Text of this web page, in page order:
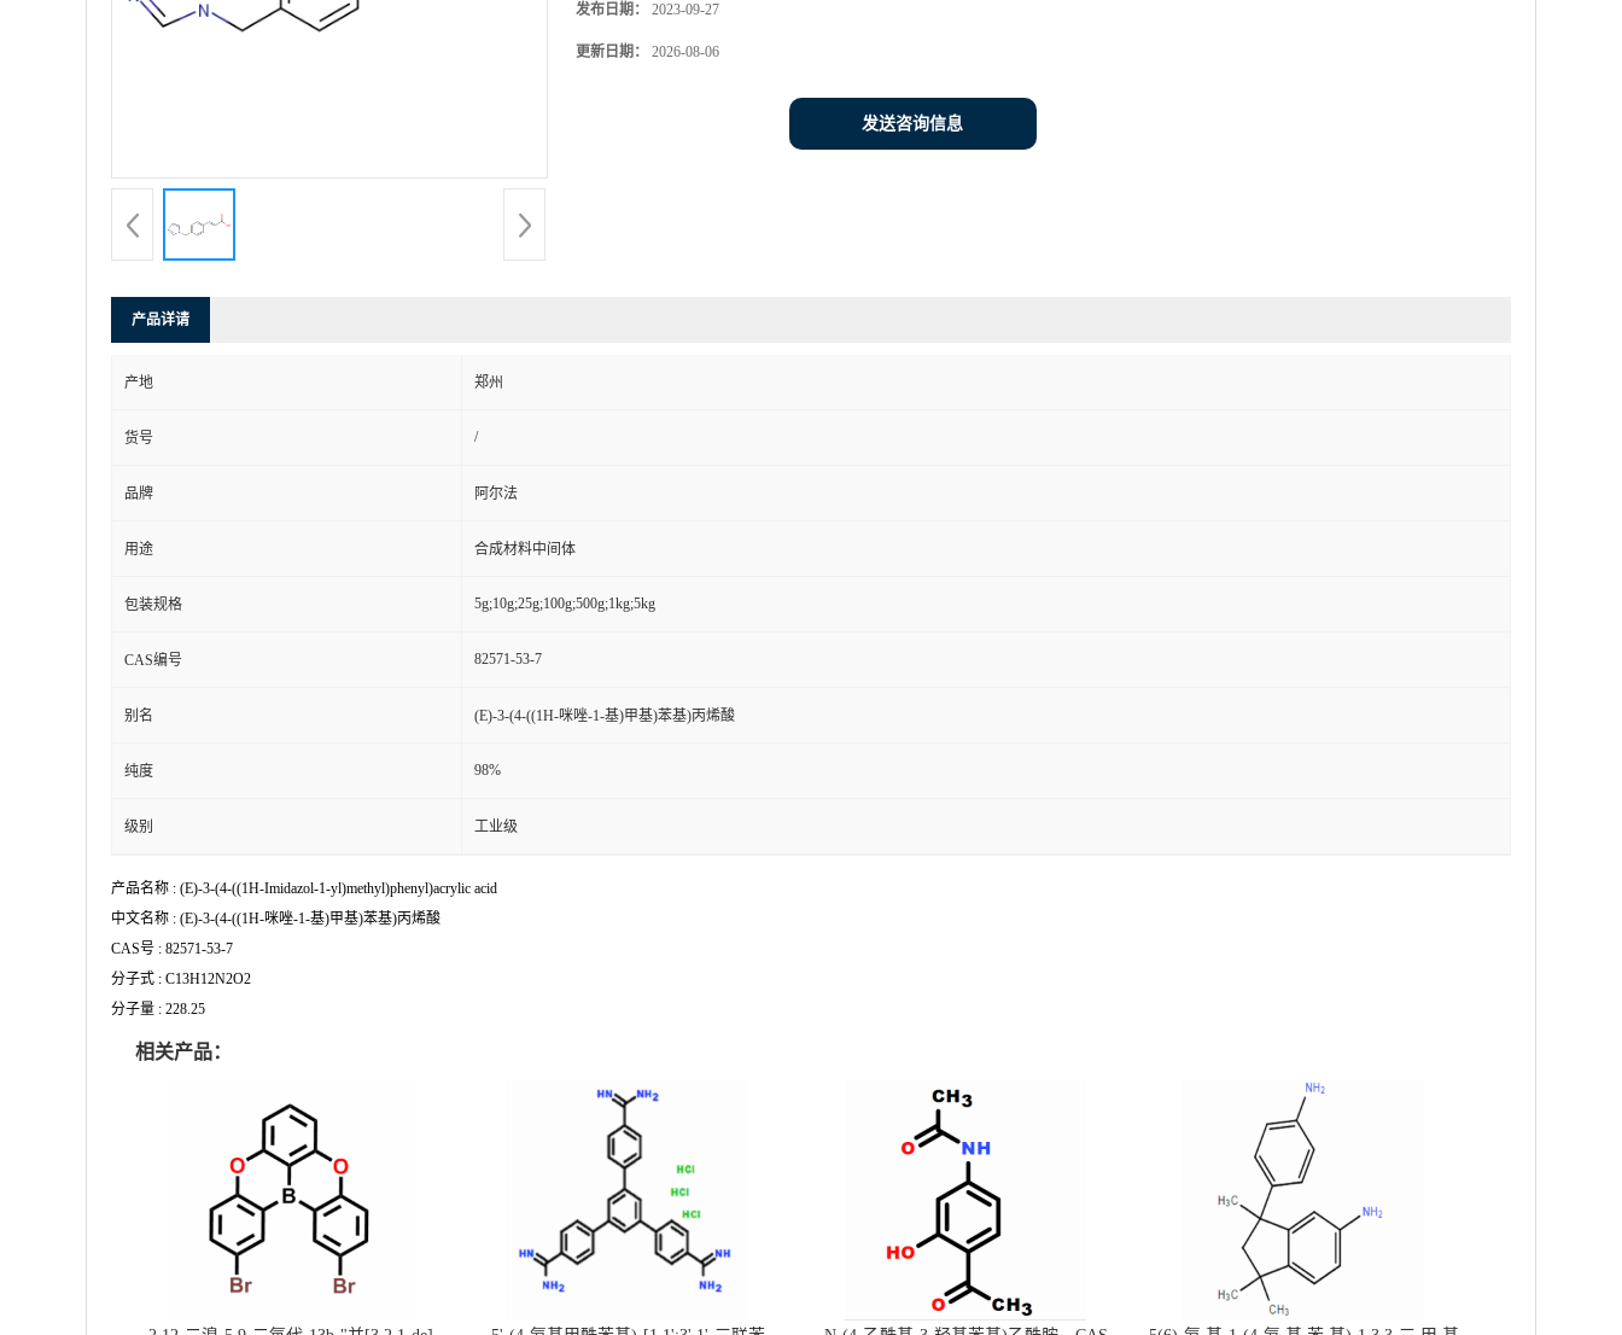
发布日期： 2023-09-27
更新日期： 2026-08-06
发送咨询信息
产品详请
产地 郑州
货号 /
品牌 阿尔法
用途 合成材料中间体
包装规格 5g;10g;25g;100g;500g;1kg;5kg
CAS编号 82571-53-7
别名 (E)-3-(4-((1H-咪唑-1-基)甲基)苯基)丙烯酸
纯度 98%
级别 工业级
产品名称 : (E)-3-(4-((1H-Imidazol-1-yl)methyl)phenyl)acrylic acid
中文名称 : (E)-3-(4-((1H-咪唑-1-基)甲基)苯基)丙烯酸
CAS号 : 82571-53-7
分子式 : C13H12N2O2
分子量 : 228.25
相关产品：